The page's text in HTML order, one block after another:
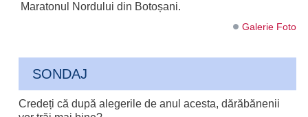
Maratonul Nordului din Botoșani.
Galerie Foto
SONDAJ
Credeți că după alegerile de anul acesta, dărăbănenii